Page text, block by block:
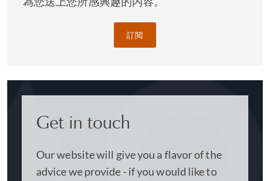
爭議解決方式，我們將在旁邊指導每一步，帶您走出爭
訂閲
Get in touch
Our website will give you a flavor of the
advice we provide - if you would like to